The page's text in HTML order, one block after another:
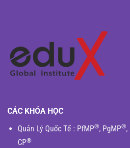
CÁC KHÓA HỌC
Quản Lý Quốc Tế: PfMP®, PgMP®,
CP®